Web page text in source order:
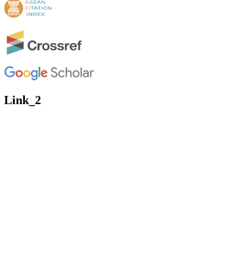
Link_2